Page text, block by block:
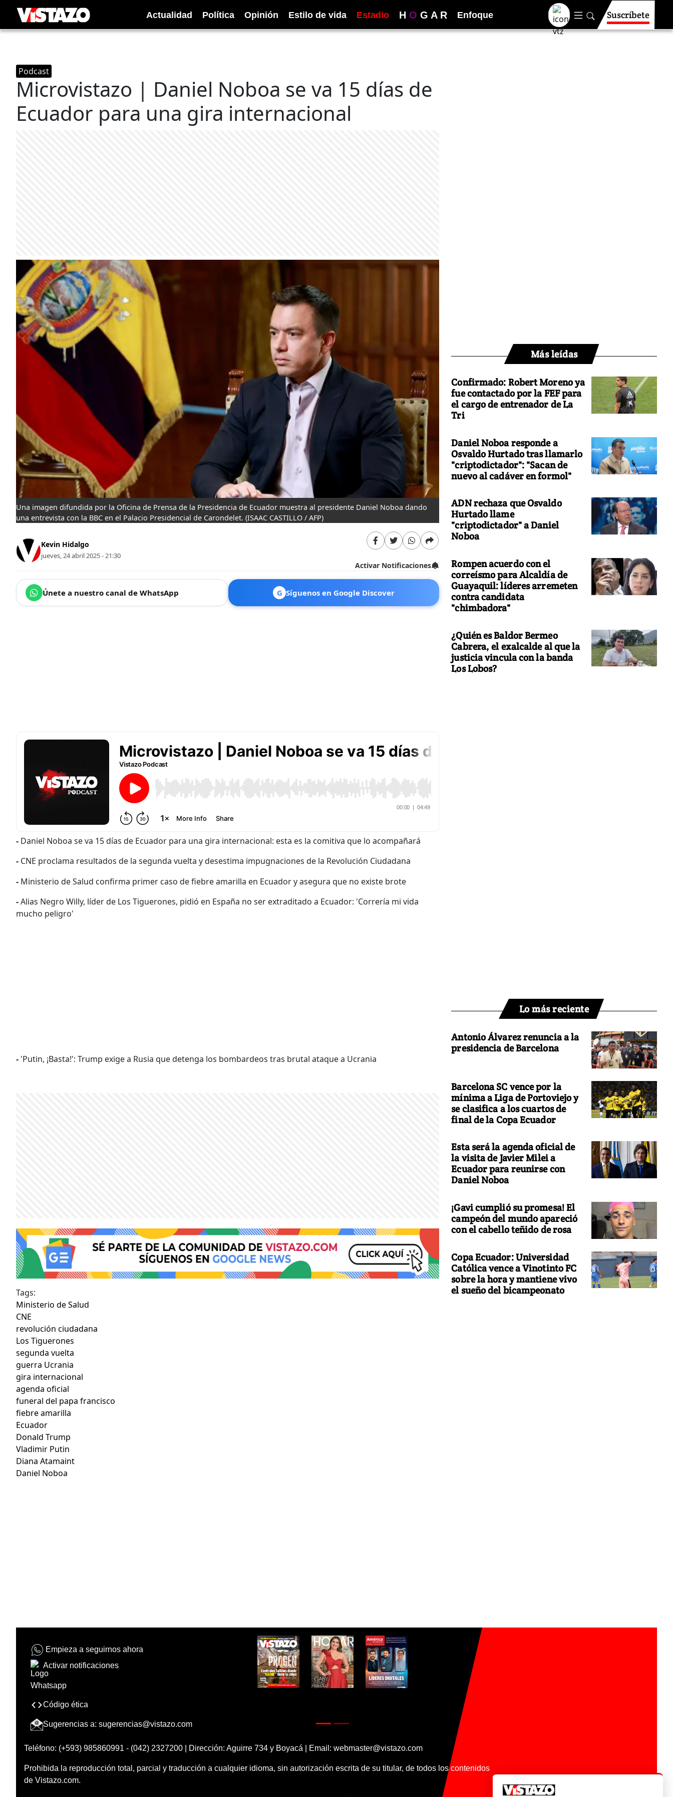
Actualidad Política Opinión Estilo de vida Estadio H O G A R Enfoque Suscríbete
Podcast
Microvistazo | Daniel Noboa se va 15 días de
Ecuador para una gira internacional
Una imagen difundida por la Oficina de Prensa de la Presidencia de Ecuador muestra al presidente Daniel Noboa dando
una entrevista con la BBC en el Palacio Presidencial de Carondelet. (ISAAC CASTILLO / AFP)
Kevin Hidalgo
jueves, 24 abril 2025 - 21:30
Activar Notificaciones
Únete a nuestro canal de WhatsApp G Síguenos en Google Discover
- Daniel Noboa se va 15 días de Ecuador para una gira internacional: esta es la comitiva que lo acompañará
- CNE proclama resultados de la segunda vuelta y desestima impugnaciones de la Revolución Ciudadana
- Ministerio de Salud confirma primer caso de fiebre amarilla en Ecuador y asegura que no existe brote
-Alias Negro Willy, líder de Los Tiguerones, pidió en España no ser extraditado a Ecuador: 'Correría mi vida
mucho peligro'
- 'Putin, ¡Basta!': Trump exige a Rusia que detenga los bombardeos tras brutal ataque a Ucrania
Tags:
Ministerio de Salud
CNE
revolución ciudadana
Los Tiguerones
segunda vuelta
guerra Ucrania
gira internacional
agenda oficial
funeral del papa francisco
fiebre amarilla
Ecuador
Donald Trump
Vladimir Putin
Diana Atamaint
Daniel Noboa
Más leídas
Confirmado: Robert Moreno ya
fue contactado por la FEF para
el cargo de entrenador de La
Tri
Daniel Noboa responde a
Osvaldo Hurtado tras llamarlo
"criptodictador": "Sacan de
nuevo al cadáver en formol"
ADN rechaza que Osvaldo
Hurtado llame
"criptodictador" a Daniel
Noboa
Rompen acuerdo con el
correísmo para Alcaldía de
Guayaquil: líderes arremeten
contra candidata
"chimbadora"
¿Quién es Baldor Bermeo
Cabrera, el exalcalde al que la
justicia vincula con la banda
Los Lobos?
Lo más reciente
Antonio Álvarez renuncia a la
presidencia de Barcelona
Barcelona SC vence por la
mínima a Liga de Portoviejo y
se clasifica a los cuartos de
final de la Copa Ecuador
Esta será la agenda oficial de
la visita de Javier Milei a
Ecuador para reunirse con
Daniel Noboa
¡Gavi cumplió su promesa! El
campeón del mundo apareció
con el cabello teñido de rosa
Copa Ecuador: Universidad
Católica vence a Vinotinto FC
sobre la hora y mantiene vivo
el sueño del bicampeonato
Empieza a seguirnos ahora
Activar notificaciones
Código ética
Sugerencias a: sugerencias@vistazo.com
Teléfono: (+593) 985860991 - (042) 2327200 | Dirección: Aguirre 734 y Boyacá | Email: webmaster@vistazo.com
Prohibida la reproducción total, parcial y traducción a cualquier idioma, sin autorización escrita de su titular, de todos los contenidos
de Vistazo.com.